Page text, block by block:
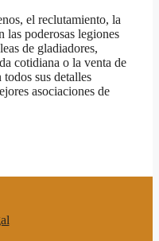
el reclutamiento, la
las poderosas legiones
de gladiadores,
cotidiana o la venta de
todos sus detalles
asociaciones de